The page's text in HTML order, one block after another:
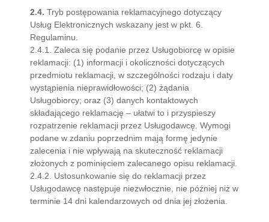
2.4. Tryb postępowania reklamacyjnego dotyczący
Usług Elektronicznych wskazany jest w pkt. 6.
Regulaminu.
2.4.1. Zaleca się podanie przez Usługobiorcę w opisie
reklamacji: (1) informacji i okoliczności dotyczących
przedmiotu reklamacji, w szczególności rodzaju i daty
wystąpienia nieprawidłowości; (2) żądania
Usługobiorcy; oraz (3) danych kontaktowych
składającego reklamację – ułatwi to i przyspieszy
rozpatrzenie reklamacji przez Usługodawcę. Wymogi
podane w zdaniu poprzednim mają formę jedynie
zalecenia i nie wpływają na skuteczność reklamacji
złożonych z pominięciem zalecanego opisu reklamacji.
2.4.2. Ustosunkowanie się do reklamacji przez
Usługodawcę następuje niezwłocznie, nie później niż w
terminie 14 dni kalendarzowych od dnia jej złożenia.